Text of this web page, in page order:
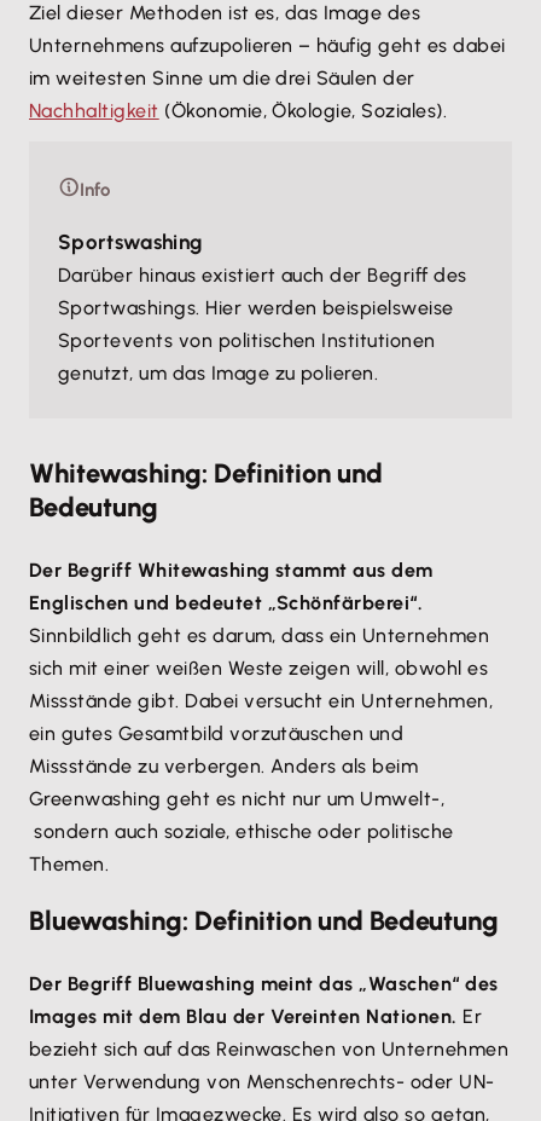
Ziel dieser Methoden ist es, das Image des
Unternehmens aufzupolieren – häufig geht es dabei
im weitesten Sinne um die drei Säulen der
Nachhaltigkeit (Ökonomie, Ökologie, Soziales).
Info
Sportswashing
Darüber hinaus existiert auch der Begriff des
Sportwashings. Hier werden beispielsweise
Sportevents von politischen Institutionen
genutzt, um das Image zu polieren.
Whitewashing: Definition und
Bedeutung
Der Begriff Whitewashing stammt aus dem
Englischen und bedeutet „Schönfärberei“.
Sinnbildlich geht es darum, dass ein Unternehmen
sich mit einer weißen Weste zeigen will, obwohl es
Missstände gibt. Dabei versucht ein Unternehmen,
ein gutes Gesamtbild vorzutäuschen und
Missstände zu verbergen. Anders als beim
Greenwashing geht es nicht nur um Umwelt-,
sondern auch soziale, ethische oder politische
Themen.
Bluewashing: Definition und Bedeutung
Der Begriff Bluewashing meint das „Waschen“ des
Images mit dem Blau der Vereinten Nationen. Er
bezieht sich auf das Reinwaschen von Unternehmen
unter Verwendung von Menschenrechts- oder UN-
Initiativen für Imagezwecke. Es wird also so getan,